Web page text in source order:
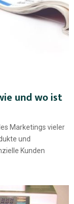
und wo ist
Marketings vieler
und
Kunden